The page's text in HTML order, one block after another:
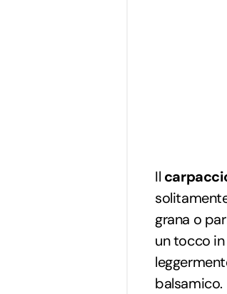
Il
grana o
un tocco
balsamico.